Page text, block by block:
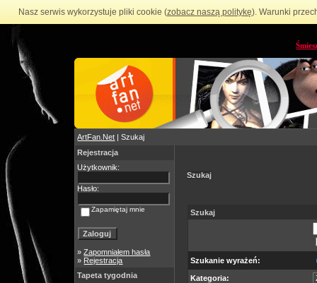
Nasz serwis wykorzystuje pliki cookie (zobacz naszą politykę). Warunki
ArtFan.Net | Szukaj
Rejestracja
Użytkownik:
Hasło:
Zapamiętaj mnie
»Zapomniałem hasła
» Rejestracja
Tapeta tygodnia
Szukaj
Szukaj
Szukanie wyrażeń:
Kategoria: